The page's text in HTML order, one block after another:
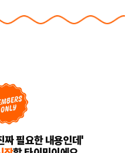
짜 필요한 내용인데'